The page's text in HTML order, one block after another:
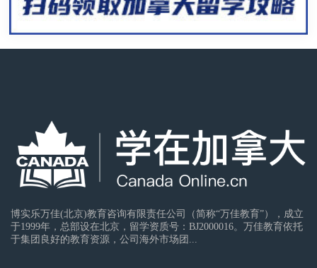
博实乐万佳(北京)教育咨询有限责任公司（简称“万佳教育”），成立
于1999年，总部设在北京，留学资质号：BJ2000016。万佳教育依托
于集团良好的教育资源，公司海外市场团...